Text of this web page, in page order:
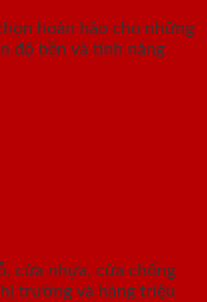
hoàn hảo cho những
độ bền và tính năng
cửa nhựa, cửa chống
trường và hàng triệu